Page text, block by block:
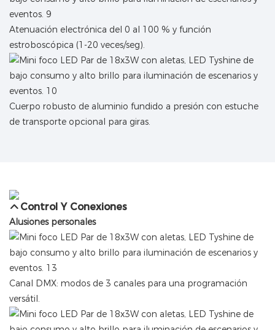
Atenuación electrónica del 0 al 100 % y función
estroboscópica (1-20 veces/seg).
Cuerpo robusto de aluminio fundido a presión con estuche
de transporte opcional para giras.
Control Y Conexiones
Alusiones personales
Canal DMX: modos de 3 canales para una programación
versátil.